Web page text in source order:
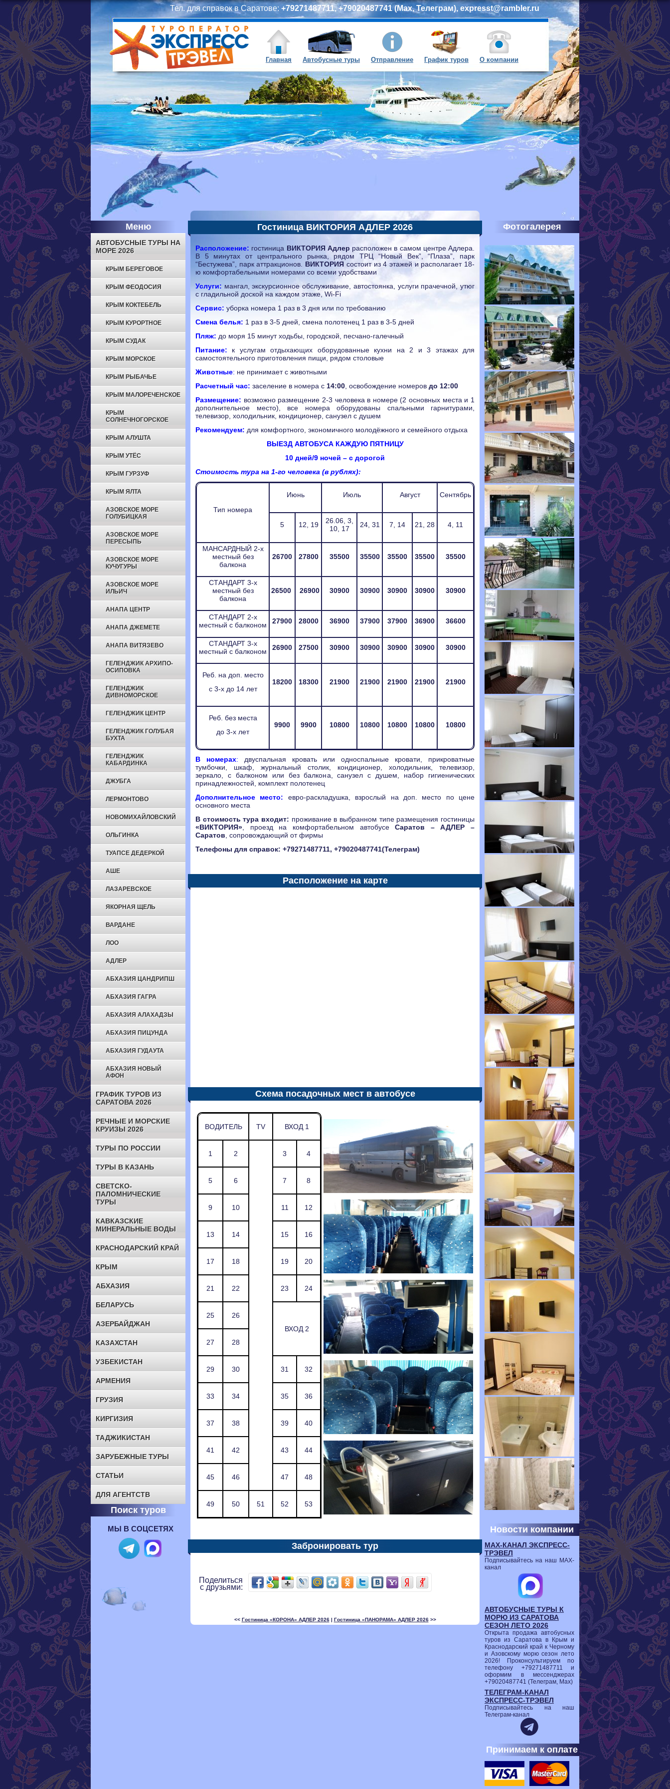
Тел. для справок в Саратове: +79271487711, +79020487741 (Max, Телеграм), expresst@rambler.ru
Главная Автобусные туры Отправление График туров О компании
Меню
АВТОБУСНЫЕ ТУРЫ НА
МОРЕ 2026
КРЫМ БЕРЕГОВОЕ
КРЫМ ФЕОДОСИЯ
КРЫМ КОКТЕБЕЛЬ
КРЫМ КУРОРТНОЕ
КРЫМ СУДАК
КРЫМ МОРСКОЕ
КРЫМ РЫБАЧЬЕ
КРЫМ МАЛОРЕЧЕНСКОЕ
КРЫМ
СОЛНЕЧНОГОРСКОЕ
КРЫМ АЛУШТА
КРЫМ УТЁС
КРЫМ ГУРЗУФ
КРЫМ ЯЛТА
АЗОВСКОЕ МОРЕ
ГОЛУБИЦКАЯ
АЗОВСКОЕ МОРЕ
ПЕРЕСЫПЬ
АЗОВСКОЕ МОРЕ
КУЧУГУРЫ
АЗОВСКОЕ МОРЕ
ИЛЬИЧ
АНАПА ЦЕНТР
АНАПА ДЖЕМЕТЕ
АНАПА ВИТЯЗЕВО
ГЕЛЕНДЖИК АРХИПО-
ОСИПОВКА
ГЕЛЕНДЖИК
ДИВНОМОРСКОЕ
ГЕЛЕНДЖИК ЦЕНТР
ГЕЛЕНДЖИК ГОЛУБАЯ
БУХТА
ГЕЛЕНДЖИК
КАБАРДИНКА
ДЖУБГА
ЛЕРМОНТОВО
НОВОМИХАЙЛОВСКИЙ
ОЛЬГИНКА
ТУАПСЕ ДЕДЕРКОЙ
АШЕ
ЛАЗАРЕВСКОЕ
ЯКОРНАЯ ЩЕЛЬ
ВАРДАНЕ
ЛОО
АДЛЕР
АБХАЗИЯ ЦАНДРИПШ
АБХАЗИЯ ГАГРА
АБХАЗИЯ АЛАХАДЗЫ
АБХАЗИЯ ПИЦУНДА
АБХАЗИЯ ГУДАУТА
АБХАЗИЯ НОВЫЙ
АФОН
ГРАФИК ТУРОВ ИЗ
САРАТОВА 2026
РЕЧНЫЕ И МОРСКИЕ
КРУИЗЫ 2026
ТУРЫ ПО РОССИИ
ТУРЫ В КАЗАНЬ
СВЕТСКО-
ПАЛОМНИЧЕСКИЕ
ТУРЫ
КАВКАЗСКИЕ
МИНЕРАЛЬНЫЕ ВОДЫ
КРАСНОДАРСКИЙ КРАЙ
КРЫМ
АБХАЗИЯ
БЕЛАРУСЬ
АЗЕРБАЙДЖАН
КАЗАХСТАН
УЗБЕКИСТАН
АРМЕНИЯ
ГРУЗИЯ
КИРГИЗИЯ
ТАДЖИКИСТАН
ЗАРУБЕЖНЫЕ ТУРЫ
СТАТЬИ
ДЛЯ АГЕНТСТВ
Поиск туров
МЫ В СОЦСЕТЯХ
Гостиница ВИКТОРИЯ АДЛЕР 2026
Расположение: гостиница ВИКТОРИЯ Адлер расположен в самом центре Адлера.
В 5 минутах от центрального рынка, рядом ТРЦ “Новый Век”, “Плаза”, парк
“Бестужева”, парк аттракционов. ВИКТОРИЯ состоит из 4 этажей и располагает 18-
ю комфортабельными номерами со всеми удобствами
Услуги: мангал, экскурсионное обслуживание, автостоянка, услуги прачечной, утюг
с гладильной доской на каждом этаже, Wi-Fi
Сервис: уборка номера 1 раз в 3 дня или по требованию
Cмена белья: 1 раз в 3-5 дней, смена полотенец 1 раз в 3-5 дней
Пляж: до моря 15 минут ходьбы, городской, песчано-галечный
Питание: к услугам отдыхающих оборудованные кухни на 2 и 3 этажах для
самостоятельного приготовления пищи, рядом столовые
Животные: не принимает с животными
Расчетный час: заселение в номера с 14:00 , освобождение номеров до 12:00
Размещение: возможно размещение 2-3 человека в номере (2 основных места и 1
дополнительное место), все номера оборудованы спальными гарнитурами,
телевизор, холодильник, кондиционер, санузел с душем
Рекомендуем: для комфортного, экономичного молодёжного и семейного отдыха
ВЫЕЗД АВТОБУСА КАЖДУЮ ПЯТНИЦУ
10 дней/9 ночей – с дорогой
Стоимость тура на 1-го человека (в рублях):
Тип номера
Июнь Июль Август Сентябрь
5 12, 19
26.06, 3,
10, 17
24, 31 7, 14 21, 28 4, 11
МАНСАРДНЫЙ 2-х
местный без
балкона
26700 27800 35500 35500 35500 35500 35500
СТАНДАРТ 3-х
местный без
балкона
26500 26900 30900 30900 30900 30900 30900
СТАНДАРТ 2-х
местный с балконом
27900 28000 36900 37900 37900 36900 36600
СТАНДАРТ 3-х
местный с балконом
26900 27500 30900 30900 30900 30900 30900
Реб. на доп. место
с 3-х до 14 лет
18200 18300 21900 21900 21900 21900 21900
Реб. без места
до 3-х лет
9900 9900 10800 10800 10800 10800 10800
В номерах: двуспальная кровать или односпальные кровати, прикроватные
тумбочки, шкаф, журнальный столик, кондиционер, холодильник, телевизор,
зеркало, с балконом или без балкона, санузел с душем, набор гигиенических
принадлежностей, комплект полотенец
Дополнительное место: евро-раскладушка, взрослый на доп. место по цене
основного места
В стоимость тура входит: проживание в выбранном типе размещения гостиницы
«ВИКТОРИЯ» , проезд на комфортабельном автобусеСаратов – АДЛЕР –
Саратов , сопровождающий от фирмы
Телефоны для справок: +79271487711, +79020487741(Телеграм)
Расположение на карте
Схема посадочных мест в автобусе
ВОДИТЕЛЬ TV ВХОД 1
1 2 3 4
5 6 7 8
9 10 11 12
13 14 15 16
17 18 19 20
21 22 23 24
25
26
ВХОД 2
27
28
29 30 31 32
33 34 35 36
37 38 39 40
41 42 43 44
45 46 47 48
49 50 51 52 53
Забронировать тур
Поделиться
с друзьями:
<< Гостиница «КОРОНА» АДЛЕР 2026| Гостиница «ПАНОРАМА» АДЛЕР 2026>>
Фотогалерея
Новости компании
МАХ-КАНАЛ ЭКСПРЕСС-
ТРЭВЕЛ
Подписывайтесь на наш МАХ-
канал
АВТОБУСНЫЕ ТУРЫ К
МОРЮ ИЗ САРАТОВА
СЕЗОН ЛЕТО 2026
Открыта продажа автобусных
туров из Саратова в Крым и
Краснодарский край к Черному
и Азовскому морю сезон лето
2026! Проконсультируем по
телефону +79271487711 и
оформим в мессенджерах
+79020487741 (Телеграм, Мах)
ТЕЛЕГРАМ-КАНАЛ
ЭКСПРЕСС-ТРЭВЕЛ
Подписывайтесь на наш
Телеграм-канал
Принимаем к оплате